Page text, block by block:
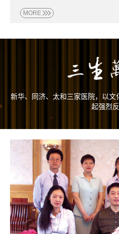
十堰市
MORE
新华、同济、太和三家医院，以文
起强烈反